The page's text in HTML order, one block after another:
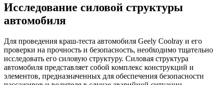
Исследование силовой структуры
автомобиля
Для проведения краш-теста автомобиля Geely Coolray и его
проверки на прочность и безопасность, необходимо тщательно
исследовать его силовую структуру. Силовая структура
автомобиля представляет собой комплекс конструкций и
элементов, предназначенных для обеспечения безопасности